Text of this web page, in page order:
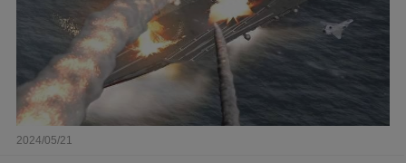
2024/05/21